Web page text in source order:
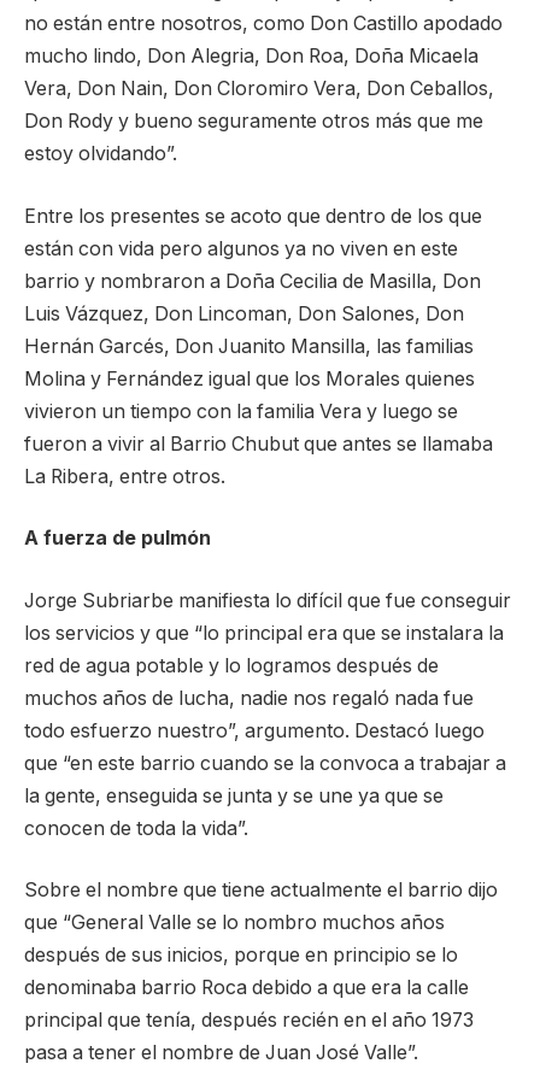
no están entre nosotros, como Don Castillo apodado
mucho lindo, Don Alegria, Don Roa, Doña Micaela
Vera, Don Nain, Don Cloromiro Vera, Don Ceballos,
Don Rody y bueno seguramente otros más que me
estoy olvidando”.
Entre los presentes se acoto que dentro de los que
están con vida pero algunos ya no viven en este
barrio y nombraron a Doña Cecilia de Masilla, Don
Luis Vázquez, Don Lincoman, Don Salones, Don
Hernán Garcés, Don Juanito Mansilla, las familias
Molina y Fernández igual que los Morales quienes
vivieron un tiempo con la familia Vera y luego se
fueron a vivir al Barrio Chubut que antes se llamaba
La Ribera, entre otros.
A fuerza de pulmón
Jorge Subriarbe manifiesta lo difícil que fue conseguir
los servicios y que “lo principal era que se instalara la
red de agua potable y lo logramos después de
muchos años de lucha, nadie nos regaló nada fue
todo esfuerzo nuestro”, argumento. Destacó luego
que “en este barrio cuando se la convoca a trabajar a
la gente, enseguida se junta y se une ya que se
conocen de toda la vida”.
Sobre el nombre que tiene actualmente el barrio dijo
que “General Valle se lo nombro muchos años
después de sus inicios, porque en principio se lo
denominaba barrio Roca debido a que era la calle
principal que tenía, después recién en el año 1973
pasa a tener el nombre de Juan José Valle”.